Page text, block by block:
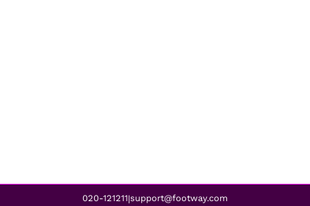
020-121211|support@footway.com